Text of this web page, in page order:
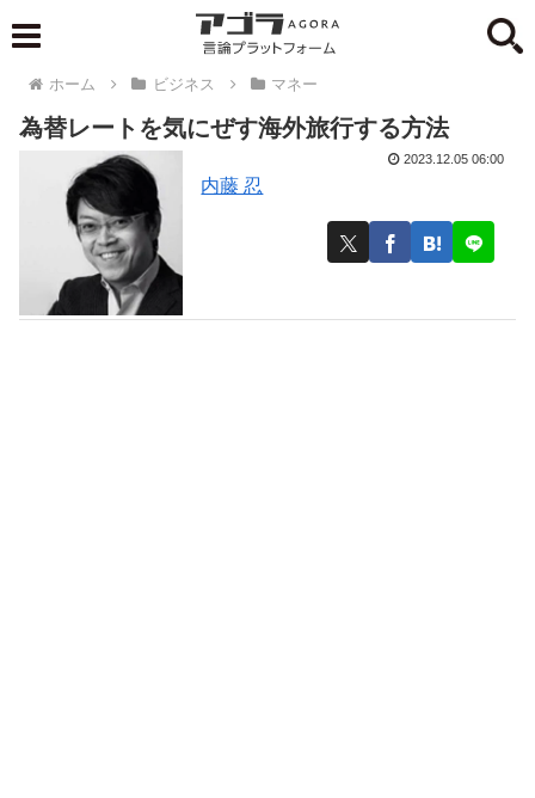
ホーム ビジネス マネー
為替レートを気にぜす海外旅行する方法
内藤 忍
2023.12.05 06:00